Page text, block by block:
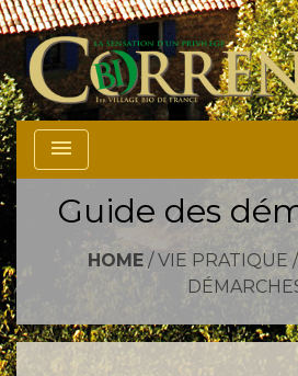
menu
Guide des
HOME/ VIE PRATIQUE /